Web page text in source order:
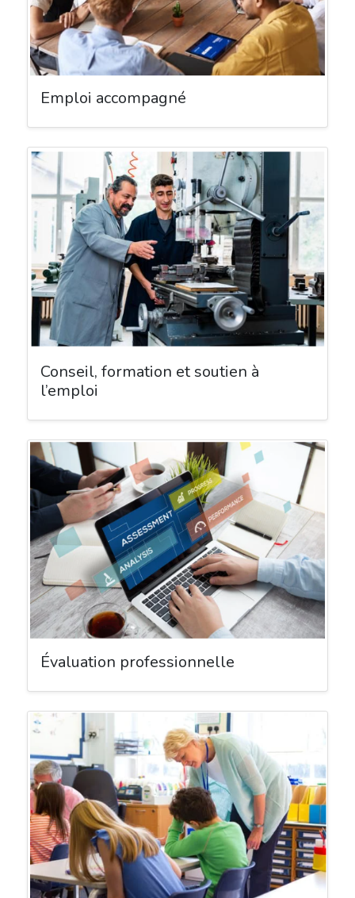
Emploi accompagné
Conseil, formation et soutien à
l’emploi
Évaluation professionnelle